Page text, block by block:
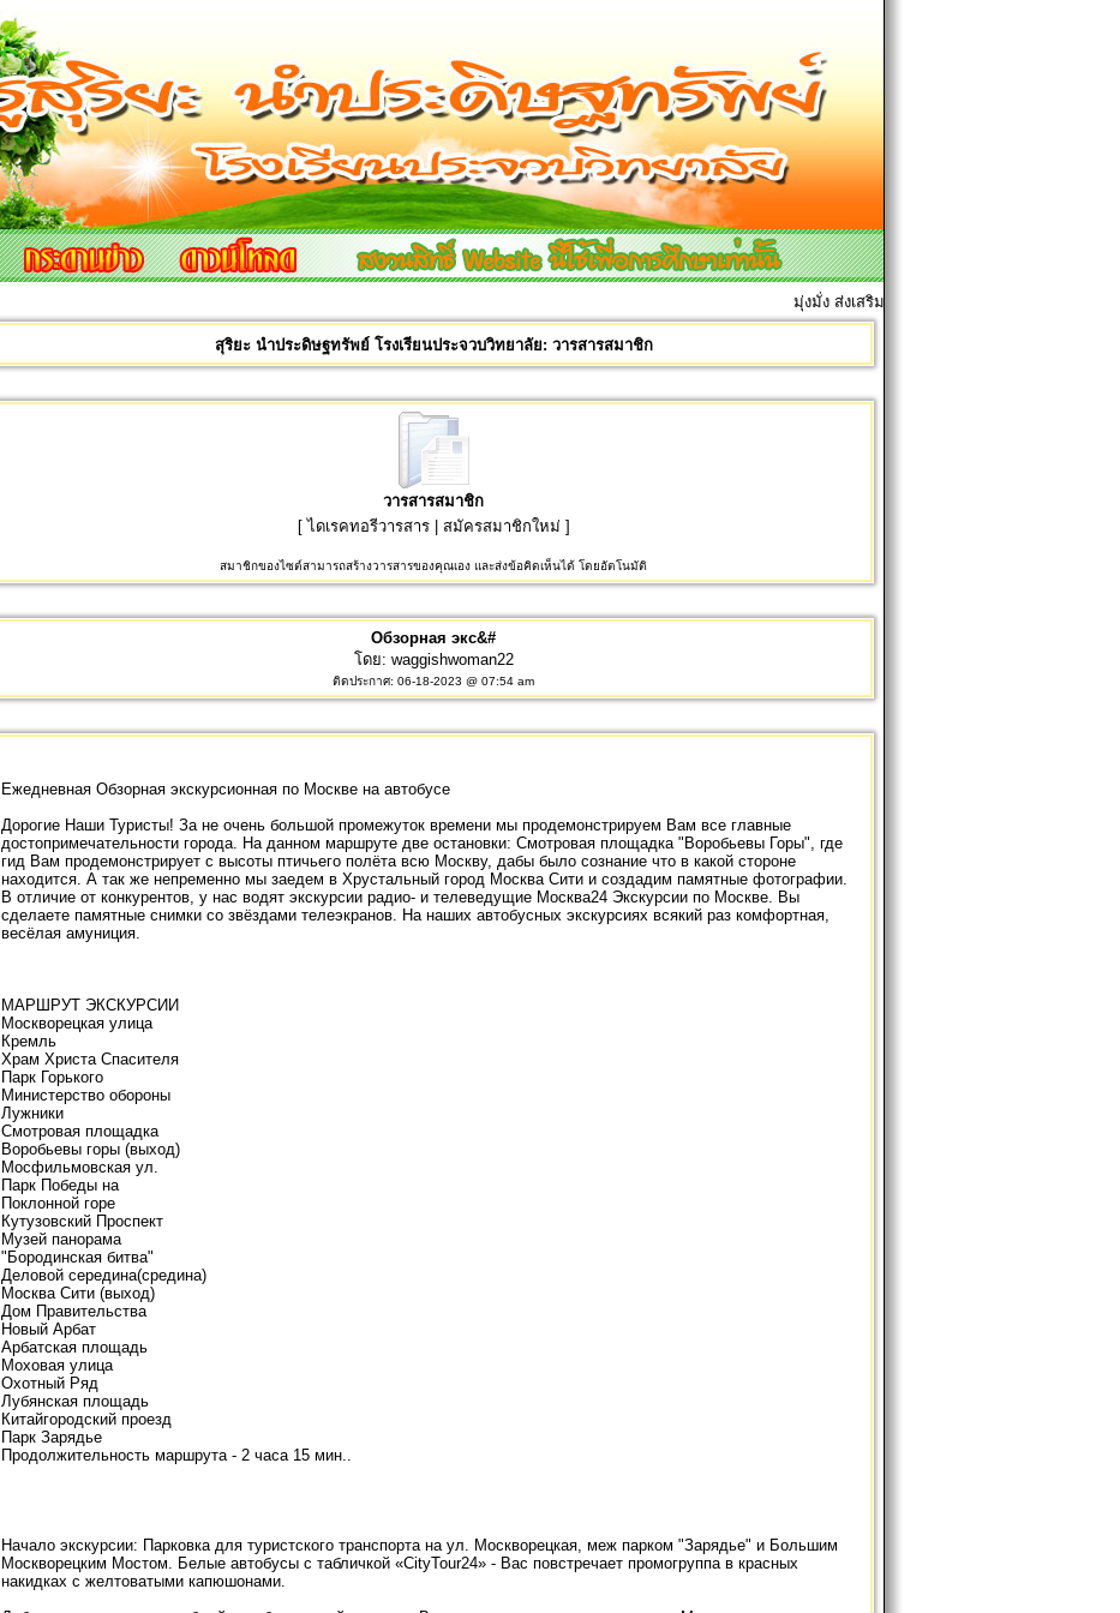
มุ่งมั่ง ส่งเสริมมการเรียนการสอน เพื่อศิษย์ทุกคน
สุริยะ นำประดิษฐทรัพย์ โรงเรียนประจวบวิทยาลัย: วารสารสมาชิก
วารสารสมาชิก
[ไดเรคทอรีวารสาร| สมัครสมาชิกใหม่ ]
สมาชิกของไซต์สามารถสร้างวารสารของคุณเอง และส่งข้อคิดเห็นได้ โดยอัตโนมัติ
Обзорная экс&#
โดย: waggishwoman22
ติดประกาศ: 06-18-2023 @ 07:54 am
Ежедневная Обзорная экскурсионная по Москве на автобусе
Дорогие Наши Туристы! За не очень большой промежуток времени мы продемонстрируем Вам все главные
достопримечательности города. На данном маршруте две остановки: Смотровая площадка "Воробьевы Горы", где
гид Вам продемонстрирует с высоты птичьего полёта всю Москву, дабы было сознание что в какой стороне
находится. А так же непременно мы заедем в Хрустальный город Москва Сити и создадим памятные фотографии.
В отличие от конкурентов, у нас водят экскурсии радио- и телеведущие Москва24 Экскурсии по Москве. Вы
сделаете памятные снимки со звёздами телеэкранов. На наших автобусных экскурсиях всякий раз комфортная,
весёлая амуниция.
МАРШРУТ ЭКСКУРСИИ
Москворецкая улица
Кремль
Храм Христа Спасителя
Парк Горького
Министерство обороны
Лужники
Смотровая площадка
Воробьевы горы (выход)
Мосфильмовская ул.
Парк Победы на
Поклонной горе
Кутузовский Проспект
Музей панорама
"Бородинская битва"
Деловой середина(средина)
Москва Сити (выход)
Дом Правительства
Новый Арбат
Арбатская площадь
Моховая улица
Охотный Ряд
Лубянская площадь
Китайгородский проезд
Парк Зарядье
Продолжительность маршрута - 2 часа 15 мин..
Начало экскурсии: Парковка для туристского транспорта на ул. Москворецкая, меж парком "Зарядье" и Большим
Москворецким Мостом. Белые автобусы с табличкой «CityTour24» - Вас повстречает промогруппа в красных
накидках с желтоватыми капюшонами.